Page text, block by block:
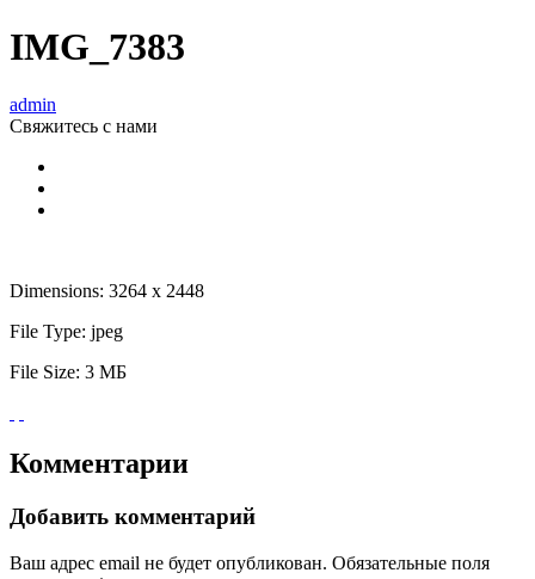
IMG_7383
admin
Свяжитесь с нами
Dimensions: 3264 x 2448
File Type: jpeg
File Size: 3 МБ
Комментарии
Добавить комментарий
Ваш адрес email не будет опубликован. Обязательные поля